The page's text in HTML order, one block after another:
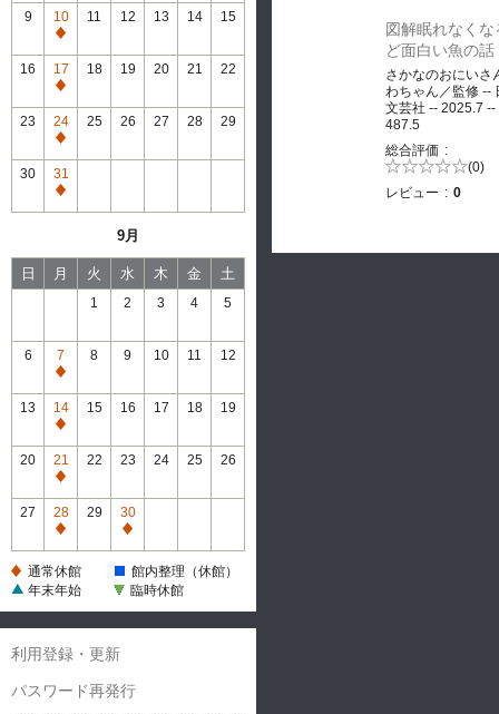
常
休
館
9
10
通
常
休
館
11 12 13 14 15
16
17
通
常
休
館
18 19 20 21 22
23
24
通
常
休
館
25 26 27 28 29
30
31
通
館
9月
日 月 火 水 木 金 土
1 2 3 4 5
6
7
通
常
休
館
8 9 10 11 12
13
14
通
常
休
館
15 16 17 18 19
20
21
通
常
休
館
22 23 24 25 26
27
28
通
休
29
30
通
休
通常休館
館内整理（休館）
年末年始
臨時休館
利用登録・更新
パスワード再発行
図解眠れなくな
ど面白い魚の話
さかなのおにいさ
わちゃん／監修 --
文芸社 -- 2025.7 --
487.5
総合評価
5段階評価の (0)
レビュー
0